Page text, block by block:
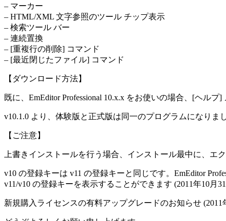
– マーカー
– HTML/XML 文字参照のツール チップ表示
– 検索ツール バー
– 連続置換
– [重複行の削除] コマンド
– [最近閉じたファイル] コマンド
【ダウンロード方法】
既に、EmEditor Professional 10.x.x をお使いの場合、[ヘル
v10.1.0 より、体験版と正式版は同一のプログラムになり
【ご注意】
上書きインストールを行う場合、インストール最中に、エ
v10 の登録キーは v11 の登録キーと同じです。EmEditor
v11/v10 の登録キーを表示することができます (2011年10月
新規購入ライセンスの有料アップグレードのお知らせ